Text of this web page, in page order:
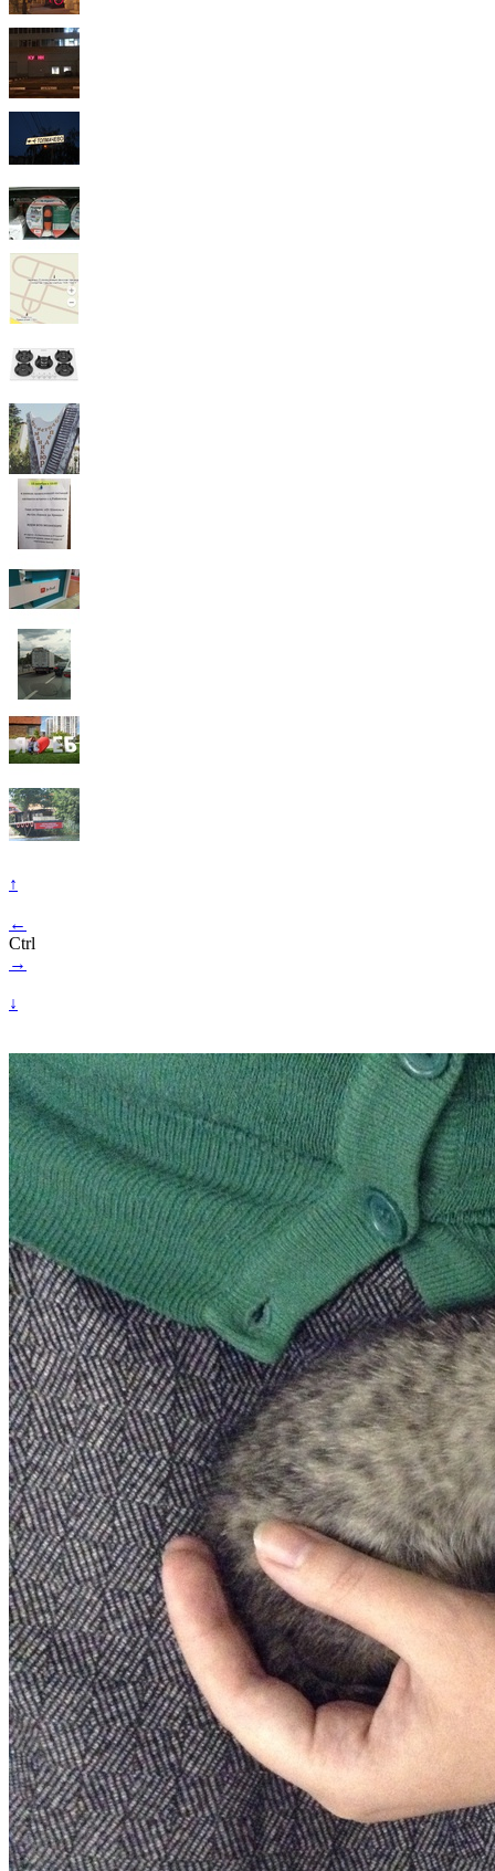
↑
←
Ctrl
→
↓